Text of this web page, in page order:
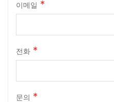
이메일
전화
문의